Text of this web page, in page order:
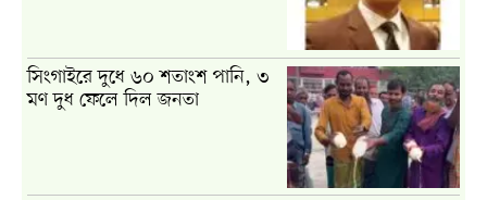
সিংগাইরে দুধে ৬০ শতাংশ পানি, ৩
মণ দুধ ফেলে দিল জনতা